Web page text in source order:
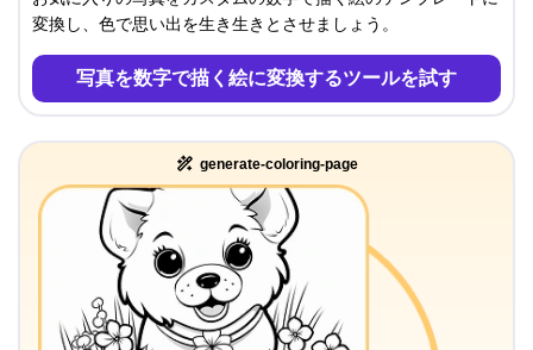
変換し、色で思い出を生き生きとさせましょう。
写真を数字で描く絵に変換するツールを試す
generate-coloring-page